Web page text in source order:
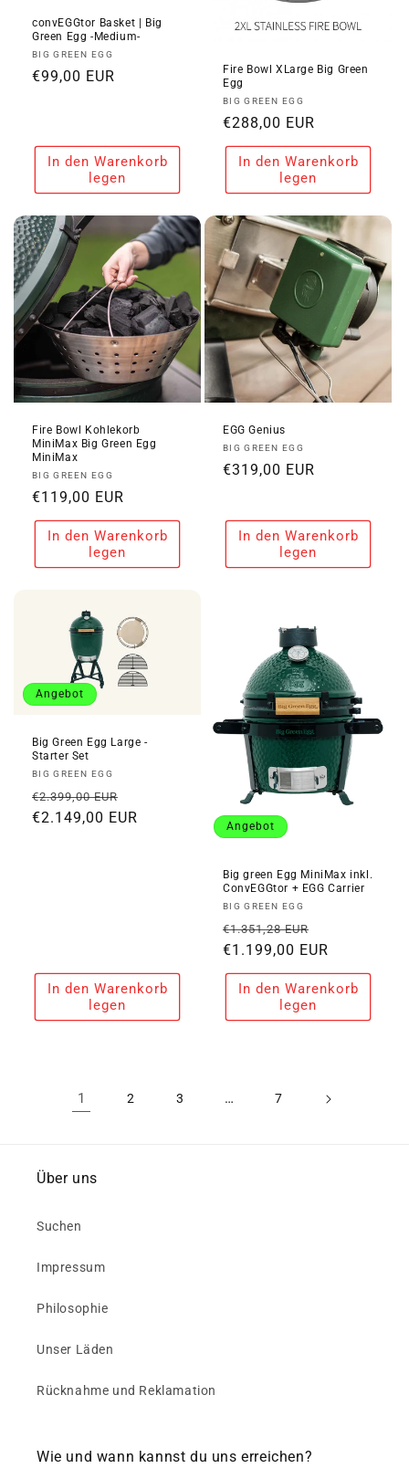
convEGGtor Basket | Big
Green Egg -Medium-
Anbieter:
BIG GREEN EGG
Normaler
€99,00 EUR
In den Warenkorb
legen
Fire Bowl XLarge Big Green
Egg
Anbieter:
BIG GREEN EGG
Normaler
Preis
€288,00 EUR
In den Warenkorb
legen
Fire Bowl Kohlekorb
MiniMax Big Green Egg
MiniMax
Anbieter:
BIG GREEN EGG
Normaler
Preis
€119,00 EUR
In den Warenkorb
legen
EGG Genius
Anbieter:
BIG GREEN EGG
Normaler
€319,00 EUR
In den Warenkorb
legen
Angebot
Big Green Egg Large -
Starter Set
Anbieter:
BIG GREEN EGG
Normaler
Preis
€2.399,00 EUR
€2.149,00 EUR
In den Warenkorb
legen
Angebot
Big green Egg MiniMax inkl.
ConvEGGtor + EGG Carrier
Anbieter:
BIG GREEN EGG
Normaler
Preis
€1.351,28 EUR
€1.199,00 EUR
In den Warenkorb
legen
1 2 3 … 7
Über uns
Suchen
Impressum
Philosophie
Unser Läden
Rücknahme und Reklamation
Wie und wann kannst du uns erreichen?